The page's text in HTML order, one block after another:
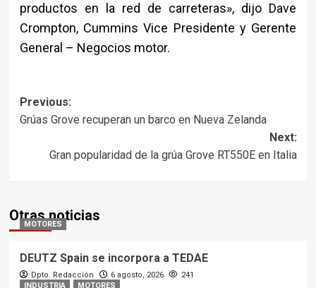
productos en la red de carreteras», dijo Dave
Crompton, Cummins Vice Presidente y Gerente
General – Negocios motor.
Post
navigation
Previous:
Grúas Grove recuperan un barco en Nueva Zelanda
Next:
Gran popularidad de la grúa Grove RT550E en Italia
Otras noticias
MOTORES
DEUTZ Spain se incorpora a TEDAE
Dpto. Redacción 6 agosto, 2026
241
INDUSTRIA
MOTORES